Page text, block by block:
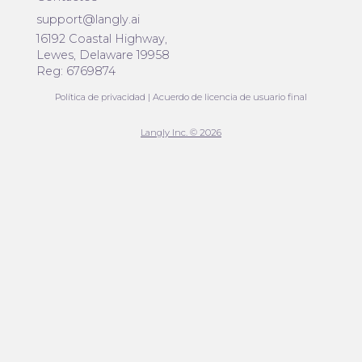
support@langly.ai
16192 Coastal Highway,
Lewes, Delaware 19958
Reg: 6769874
Política de privacidad | Acuerdo de licencia de usuario final
Langly Inc. © 2026